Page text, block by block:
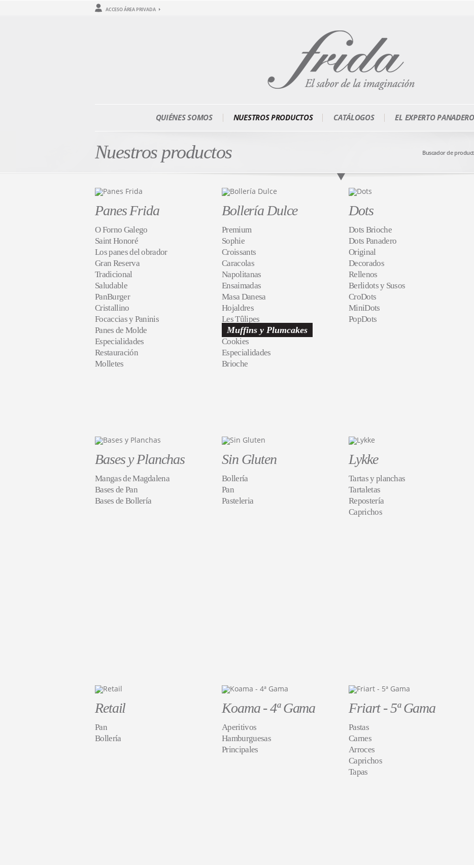
ACCESO ÁREA PRIVADA
QUIÉNES SOMOS NUESTROS PRODUCTOS CATÁLOGOS EL EXPERTO PANADERO
Nuestros productos Buscador de
Panes Frida
O Forno Galego
Saint Honoré
Los panes del obrador
Gran Reserva
Tradicional
Saludable
PanBurger
Cristallino
Focaccias y Paninis
Panes de Molde
Especialidades
Restauración
Molletes
Bollería Dulce
Premium
Sophie
Croissants
Caracolas
Napolitanas
Ensaimadas
Masa Danesa
Hojaldres
Les Tûlipes
Muffins y Plumcakes
Cookies
Especialidades
Brioche
Dots
Dots Brioche
Dots Panadero
Original
Decorados
Rellenos
Berlidots y Susos
CroDots
MiniDots
PopDots
Bases y Planchas
Mangas de Magdalena
Bases de Pan
Bases de Bollería
Sin Gluten
Bollería
Pan
Pasteleria
Lykke
Tartas y planchas
Tartaletas
Repostería
Caprichos
Retail
Pan
Bollería
Koama - 4ª Gama
Aperitivos
Hamburguesas
Principales
Friart - 5ª Gama
Pastas
Carnes
Arroces
Caprichos
Tapas